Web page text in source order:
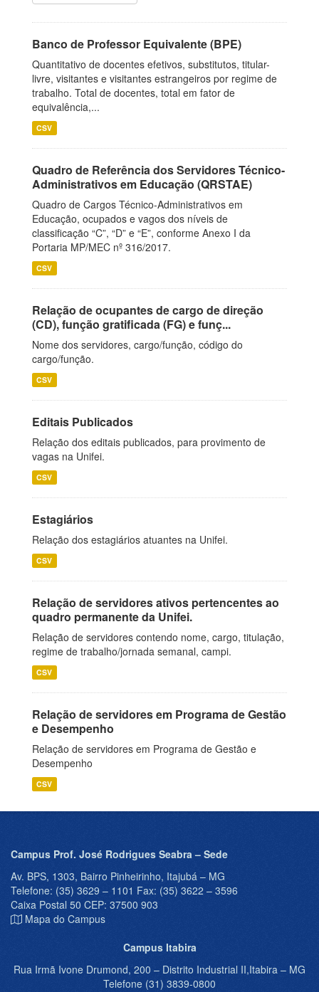
Banco de Professor Equivalente (BPE)
Quantitativo de docentes efetivos, substitutos, titular-
livre, visitantes e visitantes estrangeiros por regime de
trabalho. Total de docentes, total em fator de
equivalência,...
CSV
Quadro de Referência dos Servidores Técnico-
Administrativos em Educação (QRSTAE)
Quadro de Cargos Técnico-Administrativos em
Educação, ocupados e vagos dos níveis de
classificação “C”, “D” e “E”, conforme Anexo I da
Portaria MP/MEC nº 316/2017.
CSV
Relação de ocupantes de cargo de direção
(CD), função gratificada (FG) e funç...
Nome dos servidores, cargo/função, código do
cargo/função.
CSV
Editais Publicados
Relação dos editais publicados, para provimento de
vagas na Unifei.
CSV
Estagiários
Relação dos estagiários atuantes na Unifei.
CSV
Relação de servidores ativos pertencentes ao
quadro permanente da Unifei.
Relação de servidores contendo nome, cargo, titulação,
regime de trabalho/jornada semanal, campi.
CSV
Relação de servidores em Programa de Gestão
e Desempenho
Relação de servidores em Programa de Gestão e
Desempenho
CSV
Campus Prof. José Rodrigues Seabra – Sede
Av. BPS, 1303, Bairro Pinheirinho, Itajubá – MG
Telefone: (35) 3629 – 1101 Fax: (35) 3622 – 3596
Caixa Postal 50 CEP: 37500 903
Mapa do Campus
Campus Itabira
Rua Irmã Ivone Drumond, 200 – Distrito Industrial II,Itabira – MG
Telefone (31) 3839-0800